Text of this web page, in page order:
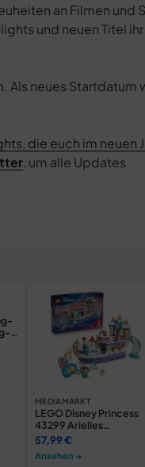
an Filmen und
und neuen Titel
Als neues Startdatum
die euch im neuen
, um alle Updates
MEDIAMARKT
LEGO Disney Princess
43299 Arielles
Königliches
Hochzeitsboot Bausatz,
Mehrfarbig
57,99 €
Ansehen →